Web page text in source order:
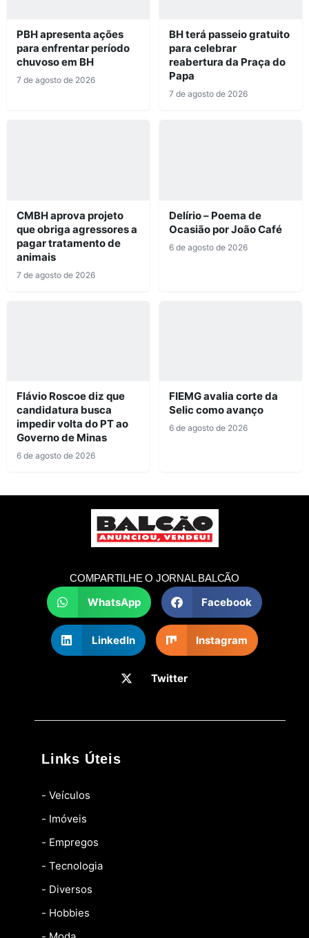
PBH apresenta ações
para enfrentar período
chuvoso em BH
7 de agosto de 2026
BH terá passeio gratuito
para celebrar
reabertura da Praça do
Papa
7 de agosto de 2026
CMBH aprova projeto
que obriga agressores a
pagar tratamento de
animais
7 de agosto de 2026
Delírio – Poema de
Ocasião por João Café
6 de agosto de 2026
Flávio Roscoe diz que
candidatura busca
impedir volta do PT ao
Governo de Minas
6 de agosto de 2026
FIEMG avalia corte da
Selic como avanço
6 de agosto de 2026
COMPARTILHE O JORNAL BALCÃO
WhatsApp Facebook
LinkedIn Instagram
Twitter
Links Úteis
- Veículos
- Imóveis
- Empregos
- Tecnologia
- Diversos
- Hobbies